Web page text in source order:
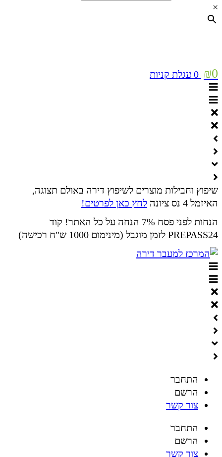
×
₪0
0 עגלת קניות
שיפוץ וחבילות מוצרים לשיפוץ דירה באולם תצוגה,
האיזמל 4 נס ציונה
לחץ כאן לפרטים!
הנחות לפני פסח 7% הנחה על כל האתר! קוד
PREPASS24 לזמן מוגבל (מינימום 1000 ש"ח רכישה)
התחבר
הרשם
צור קשר
התחבר
הרשם
צור קשר